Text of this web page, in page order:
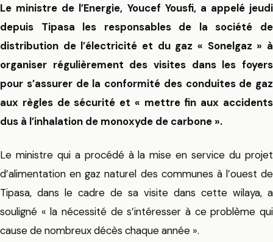
Le ministre de l’Energie, Youcef Yousfi, a appelé jeudi
depuis Tipasa les responsables de la société de
distribution de l’électricité et du gaz « Sonelgaz » à
organiser régulièrement des visites dans les foyers
pour s’assurer de la conformité des conduites de gaz
aux règles de sécurité et « mettre fin aux accidents
dus à l’inhalation de monoxyde de carbone ».
Le ministre qui a procédé à la mise en service du projet
d’alimentation en gaz naturel des communes à l’ouest de
Tipasa, dans le cadre de sa visite dans cette wilaya, a
souligné « la nécessité de s’intéresser à ce problème qui
cause de nombreux décès chaque année ».